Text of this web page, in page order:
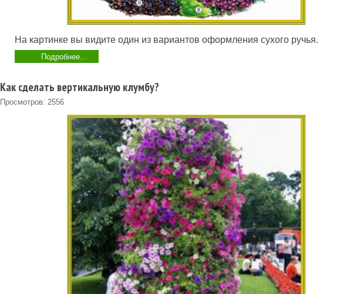
На картинке вы видите один из вариантов оформления сухого ручья.
Подробнее...
Как сделать вертикальную клумбу?
Просмотров: 2556